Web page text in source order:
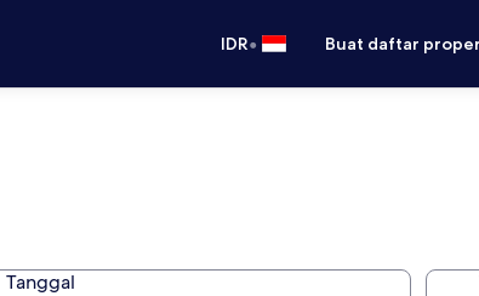
IDR• Buat daftar
Tanggal